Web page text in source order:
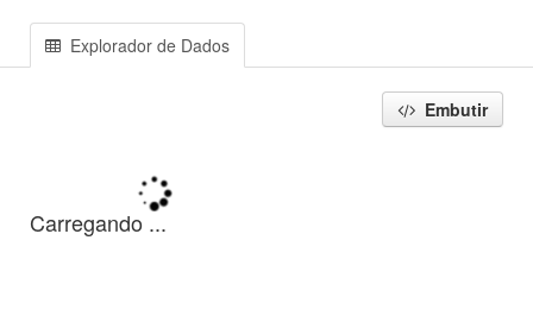
Explorador de Dados
Embutir